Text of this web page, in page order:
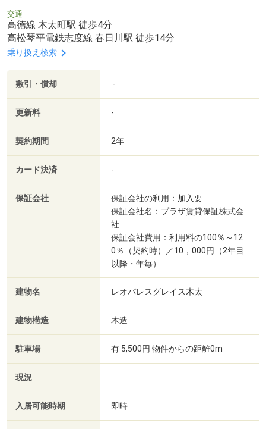
交通
高徳線 木太町駅 徒歩4分
高松琴平電鉄志度線 春日川駅 徒歩14分
乗り換え検索
敷引・償却 -
更新料 -
契約期間 2年
カード決済 -
保証会社
保証会社の利用：加入要
保証会社名：プラザ賃貸保証株式会
社
保証会社費用：利用料の100％～12
0％（契約時）／10，000円（2年目
以降・年毎）
建物名 レオパレスグレイス木太
建物構造 木造
駐車場 有 5,500円 物件からの距離0m
現況
入居可能時期 即時